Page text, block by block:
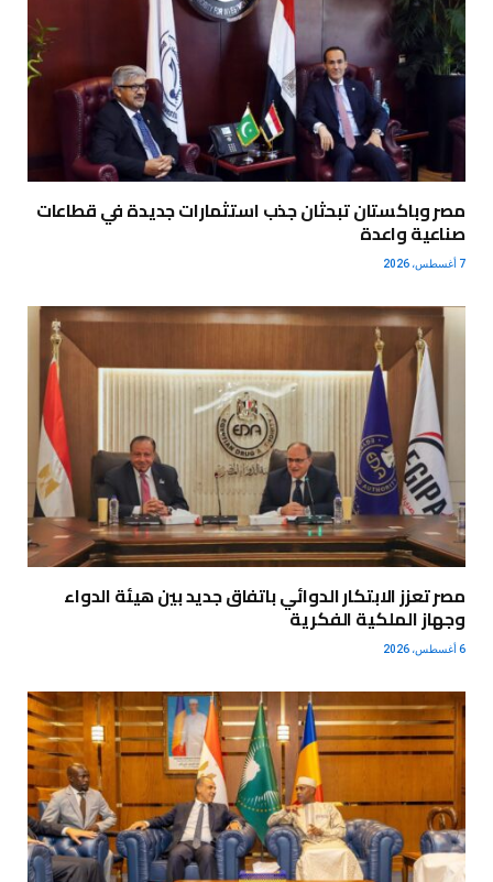
مصر وباكستان تبحثان جذب استثمارات جديدة في قطاعات
صناعية واعدة
7 أغسطس، 2026
مصر تعزز الابتكار الدوائي باتفاق جديد بين هيئة الدواء
وجهاز الملكية الفكرية
6 أغسطس، 2026